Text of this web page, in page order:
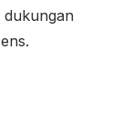
dukungan